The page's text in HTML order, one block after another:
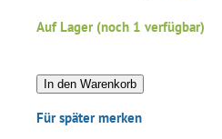
Auf Lager (noch 1 verfügbar)
In den Warenkorb
Für später merken